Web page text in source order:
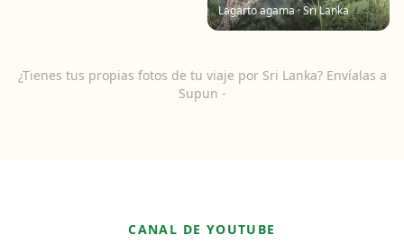
Lagarto agama · Sri Lanka
¿Tienes tus propias fotos de tu viaje por Sri Lanka? Envíalas a
Supun -
CANAL DE YOUTUBE